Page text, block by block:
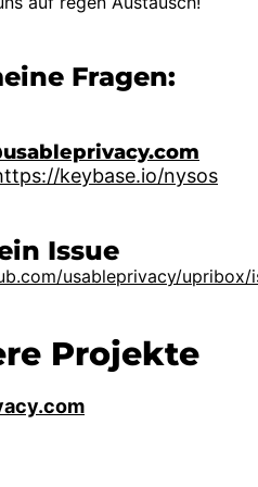
Fragen:
keybase.io/nysos
Issue
usableprivacy/upribox/
Projekte